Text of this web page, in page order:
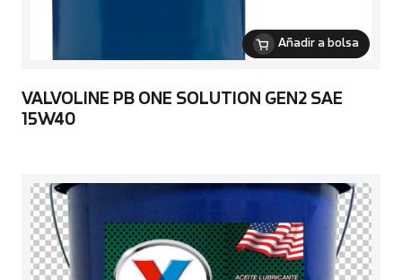
Añadir a bolsa
VALVOLINE PB ONE SOLUTION GEN2 SAE
15W40